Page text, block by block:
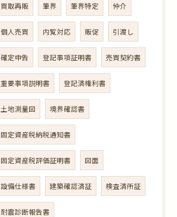
買取再販 筆界 筆界特定 仲介
個人売買 内覧対応 販促 引渡し
確定申告 登記事項証明書 売買契約書
重要事項説明書 登記済権利書
土地測量図 境界確認書
固定資産税納税通知書
固定資産税評価証明書 図面
設備仕様書 建築確認済証 検査済所証
耐震診断報告書